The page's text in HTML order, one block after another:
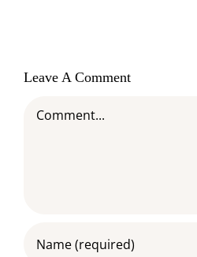
Leave A Comment
Comment